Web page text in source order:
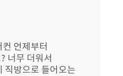
언제부터
너무 더워서
직방으로 들어오는